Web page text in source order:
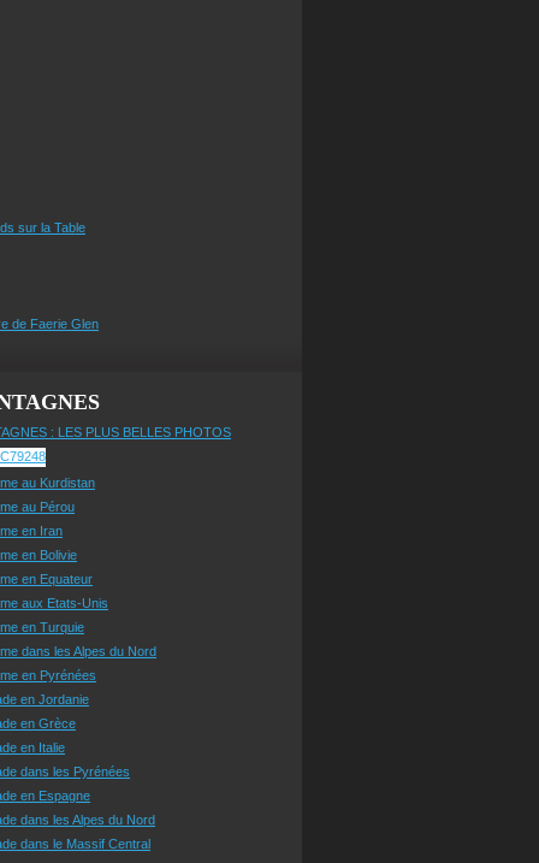
sur la Table
de Faerie Glen
: LES PLUS BELLES PHOTOS
au Kurdistan
au Pérou
en Iran
en Bolivie
en Equateur
aux Etats-Unis
en Turquie
dans les Alpes du Nord
en Pyrénées
en Jordanie
en Grèce
en Italie
dans les Pyrénées
en Espagne
dans les Alpes du Nord
dans le Massif Central